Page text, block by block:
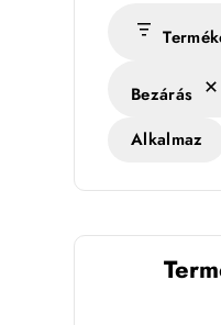
Bezárás
Alkalmaz